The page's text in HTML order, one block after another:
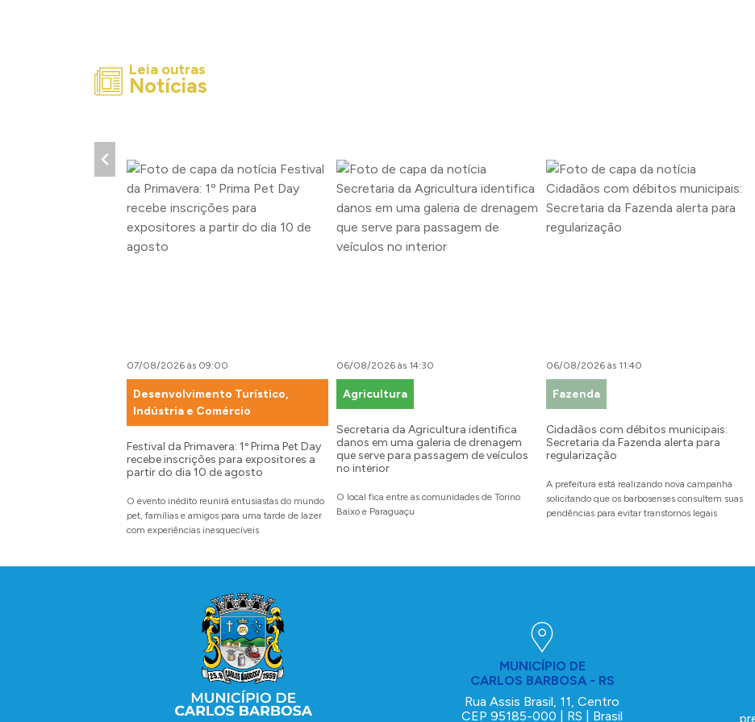
Leia outras
Notícias
07/08/2026 às 09:00
Desenvolvimento Turístico,
Indústria e Comércio
Festival da Primavera: 1º Prima Pet Day
recebe inscrições para expositores a
partir do dia 10 de agosto
O evento inédito reunirá entusiastas do mundo
pet, famílias e amigos para uma tarde de lazer
com experiências inesquecíveis
06/08/2026 às 14:30
Agricultura
Secretaria da Agricultura identifica
danos em uma galeria de drenagem
que serve para passagem de veículos
no interior
O local fica entre as comunidades de Torino
Baixo e Paraguaçu
06/08/2026 às 11:40
Fazenda
Cidadãos com débitos municipais:
Secretaria da Fazenda alerta para
regularização
A prefeitura está realizando nova campanha
solicitando que os barbosenses consultem suas
pendências para evitar transtornos legais
MUNICÍPIO DE
CARLOS BARBOSA - RS
Rua Assis Brasil, 11, Centro
CEP 95185-000 | RS | Brasil